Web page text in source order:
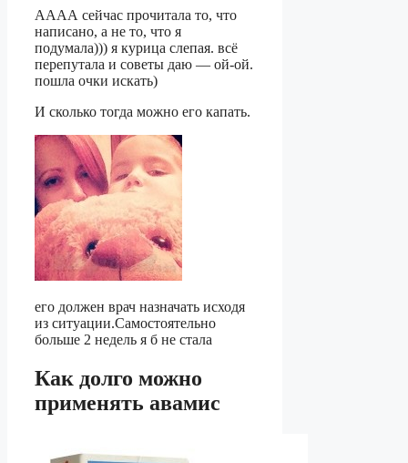
АААА сейчас прочитала то, что
написано, а не то, что я
подумала))) я курица слепая. всё
перепутала и советы даю — ой-ой.
пошла очки искать)
И сколько тогда можно его капать.
его должен врач назначать исходя
из ситуации.Самостоятельно
больше 2 недель я б не стала
Как долго можно
применять авамис